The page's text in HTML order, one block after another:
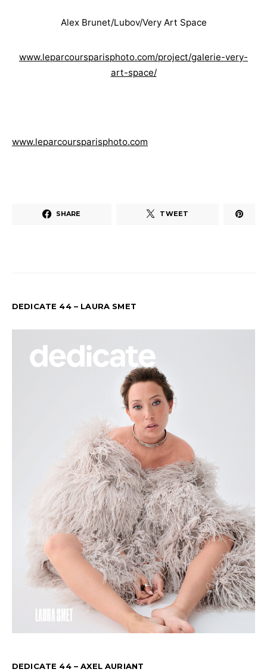
Alex Brunet/Lubov/Very Art Space
www.leparcoursparisphoto.com/project/galerie-very-
art-space/
www.leparcoursparisphoto.com
SHARE TWEET
DEDICATE 44 – LAURA SMET
DEDICATE 44 – AXEL AURIANT